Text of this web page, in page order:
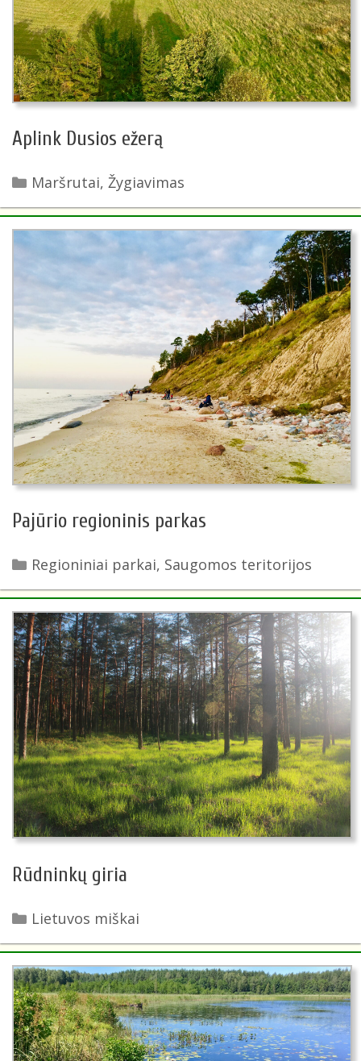
Aplink Dusios ežerą
Kategorijos
Maršrutai, Žygiavimas
Pajūrio regioninis parkas
Kategorijos
Regioniniai parkai, Saugomos teritorijos
Rūdninkų giria
Kategorijos
Lietuvos miškai